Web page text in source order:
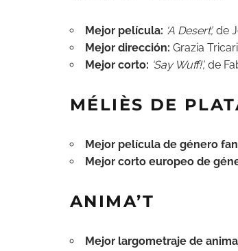
Mejor película: ‘A Desert’, de
Mejor dirección: Grazia
Mejor corto: ‘Say Wuff!’, de
MÉLIÈS DE
Mejor película de género
Mejor corto europeo de
ANIMA’T
Mejor largometraje de